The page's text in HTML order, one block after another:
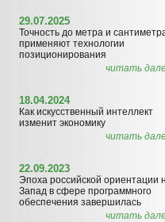
29.07.2025
Точность до метра и
применяют технологии
позиционирования
читать
18.04.2024
Как искусственный интеллект
изменит экономику
читать
22.09.2023
Эпоха российской ориентации
Запад в сфере программного
обеспечения завершилась
читать